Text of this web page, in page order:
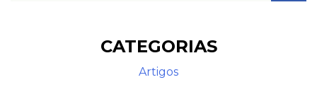
CATEGORIAS
Artigos